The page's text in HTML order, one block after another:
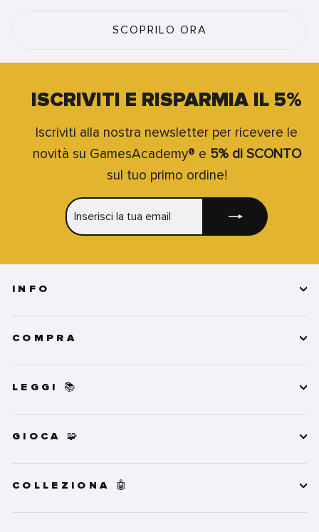
SCOPRILO ORA
ISCRIVITI E RISPARMIA IL 5%
Iscriviti alla nostra newsletter per ricevere le
novità su GamesAcademy® e 5% di SCONTO
sul tuo primo ordine!
LA
INFO
COMPRA
LEGGI 📚
GIOCA 🧩
COLLEZIONA 🤖